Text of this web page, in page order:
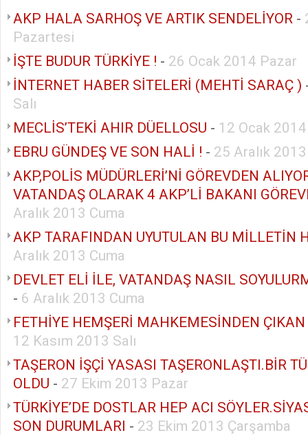
AKP HALA SARHOŞ VE ARTIK SENDELİYOR -
Pazartesi
İŞTE BUDUR TÜRKİYE ! - 26 Ocak 2014 Pazar
İNTERNET HABER SİTELERİ (MEHTİ SARAÇ )
Salı
MECLİS’TEKİ AHIR DÜELLOSU - 12 Ocak
EBRU GÜNDEŞ VE SON HALİ ! - 25 Aralık
AKP,POLİS MÜDÜRLERİ’Nİ GÖREVDEN
VATANDAŞ OLARAK 4 AKP’Lİ BAKANI
Aralık 2013 Cuma
AKP TARAFINDAN UYUTULAN BU MİLLETİN
Aralık 2013 Cuma
DEVLET ELİ İLE, VATANDAŞ NASIL
- 6 Aralık 2013 Cuma
FETHİYE HEMŞERİ MAHKEMESİNDEN
12 Kasım 2013 Salı
TAŞERON İŞÇİ YASASI TAŞERONLAŞTI.BİR
OLDU - 27 Ekim 2013 Pazar
TÜRKİYE’DE DOSTLAR HEP ACI
SON DURUMLARI - 23 Ekim 2013 Çarşamba